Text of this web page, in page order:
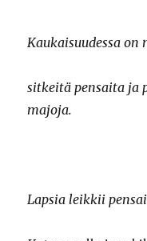
Kaukaisuudessa on
sitkeitä pensaita ja
majoja.
Lapsia leikkii